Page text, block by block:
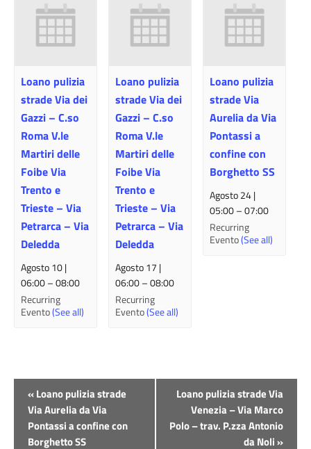
Loano pulizia
strade Via dei
Gazzi – C.so
Roma V.le
Martiri delle
Foibe Via
Trento e
Trieste – Via
Petrarca – Via
Deledda
Agosto 10 |
06:00–08:00
Recurring
Evento(See all)
Loano pulizia
strade Via dei
Gazzi – C.so
Roma V.le
Martiri delle
Foibe Via
Trento e
Trieste – Via
Petrarca – Via
Deledda
Agosto 17 |
06:00–08:00
Recurring
Evento(See all)
Loano pulizia
strade Via
Aurelia da Via
Pontassi a
confine con
Borghetto SS
Agosto 24 |
05:00–07:00
Recurring
Evento(See all)
Evento
Navigazione
«Loano pulizia strade
Via Aurelia da Via
Pontassi a confine con
Borghetto SS
Loano pulizia strade Via
Venezia – Via Marco
Polo – trav. P.zza Antonio
da Noli»